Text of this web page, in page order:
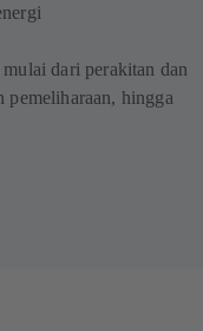
dari perakitan dan
pemeliharaan, hingga